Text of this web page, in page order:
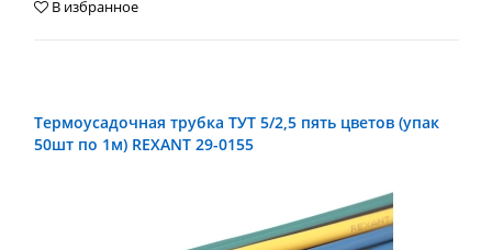
В избранное
Термоусадочная трубка ТУТ 5/2,5 пять цветов (упак
50шт по 1м) REXANT 29-0155